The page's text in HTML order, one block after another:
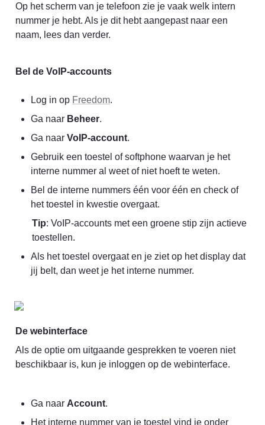
Op het scherm van je telefoon zie je vaak welk intern
nummer je hebt. Als je dit hebt aangepast naar een
naam, lees dan verder.
Bel de VoIP-accounts
Log in op Freedom.
Ga naar Beheer.
Ga naar VoIP-account.
Gebruik een toestel of softphone waarvan je het
interne nummer al weet of niet hoeft te weten.
Bel de interne nummers één voor één en check of
het toestel in kwestie overgaat.
Tip: VoIP-accounts met een groene stip zijn actieve
toestellen.
Als het toestel overgaat en je ziet op het display dat
jij belt, dan weet je het interne nummer.
De webinterface
Als de optie om uitgaande gesprekken te voeren niet
beschikbaar is, kun je inloggen op de webinterface.
Ga naar Account.